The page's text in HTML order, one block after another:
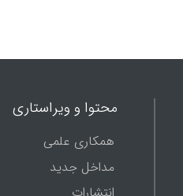
محتوا و ویراستاری
همکاری علمی
مداخل جدید